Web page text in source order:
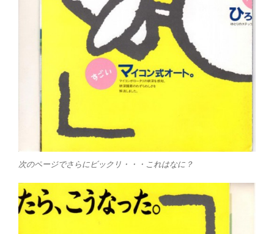
次のページでさらにビックリ・・・これはなに？